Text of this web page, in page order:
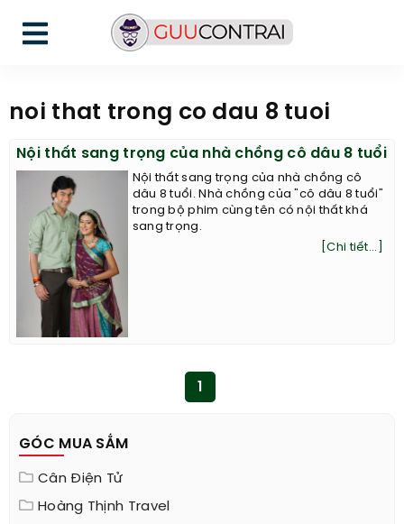
noi that trong co dau 8 tuoi
Nội thất sang trọng của nhà chồng cô dâu 8 tuổi
Nội thất sang trọng của nhà chồng cô
dâu 8 tuổi. Nhà chồng của "cô dâu 8 tuổi"
trong bộ phim cùng tên có nội thất khá
sang trọng.
[Chi tiết...]
1
GÓC MUA SẮM
Cân Điện Tử
Hoàng Thịnh Travel